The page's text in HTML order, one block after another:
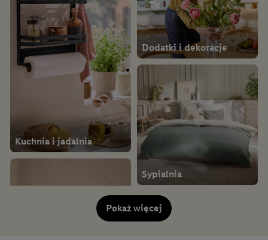
Kuchnia i jadalnia
Dodatki i dekoracje
Sypialnia
Pokaż więcej